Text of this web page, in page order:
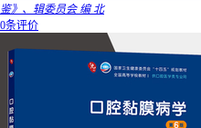
鉴》、辑委员会 编 北
0条评价